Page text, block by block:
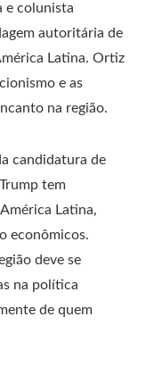
e colunista
autoritária de
Latina. Ortiz
e as
na região.
candidatura de
tem
Latina,
econômicos.
deve se
na política
de quem